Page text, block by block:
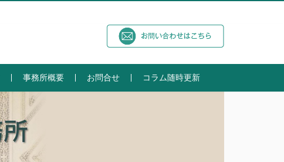
事務所概要 お問合せ コラム随時更新